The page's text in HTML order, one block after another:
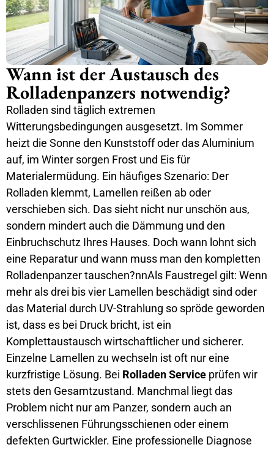
Wann ist der Austausch des
Rolladenpanzers notwendig?
Rolladen sind täglich extremen
Witterungsbedingungen ausgesetzt. Im Sommer
heizt die Sonne den Kunststoff oder das Aluminium
auf, im Winter sorgen Frost und Eis für
Materialermüdung. Ein häufiges Szenario: Der
Rolladen klemmt, Lamellen reißen ab oder
verschieben sich. Das sieht nicht nur unschön aus,
sondern mindert auch die Dämmung und den
Einbruchschutz Ihres Hauses. Doch wann lohnt sich
eine Reparatur und wann muss man den kompletten
Rolladenpanzer tauschen?nnAls Faustregel gilt: Wenn
mehr als drei bis vier Lamellen beschädigt sind oder
das Material durch UV-Strahlung so spröde geworden
ist, dass es bei Druck bricht, ist ein
Komplettaustausch wirtschaftlicher und sicherer.
Einzelne Lamellen zu wechseln ist oft nur eine
kurzfristige Lösung. Bei Rolladen Service prüfen wir
stets den Gesamtzustand. Manchmal liegt das
Problem nicht nur am Panzer, sondern auch an
verschlissenen Führungsschienen oder einem
defekten Gurtwickler. Eine professionelle Diagnose